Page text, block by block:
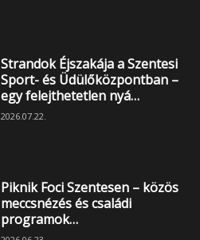
Strandok Éjszakája a Szentesi
Sport- és Üdülőközpontban –
egy felejthetetlen nyá…
2026.07.22.
Piknik Foci Szentesen – közös
meccsnézés és családi
programok…